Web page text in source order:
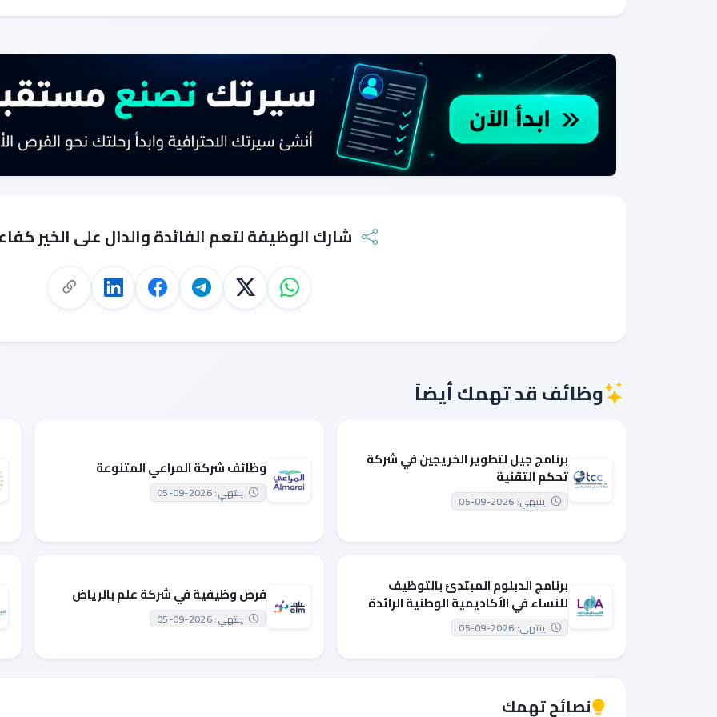
شارك الوظيفة لتعم الفائدة والدال على الخير
وظائف قد تهمك أيضاً
برنامج جيل لتطوير الخريجين في شركة
تحكم التقنية
ينتهي: 2026-09-05
وظائف شركة المراعي المتنوعة
ينتهي: 2026-09-05
برنامج الدبلوم المبتدئ بالتوظيف
للنساء في الأكاديمية الوطنية الرائدة
ينتهي: 2026-09-05
فرص وظيفية في شركة علم بالرياض
ينتهي: 2026-09-05
نصائح تهمك